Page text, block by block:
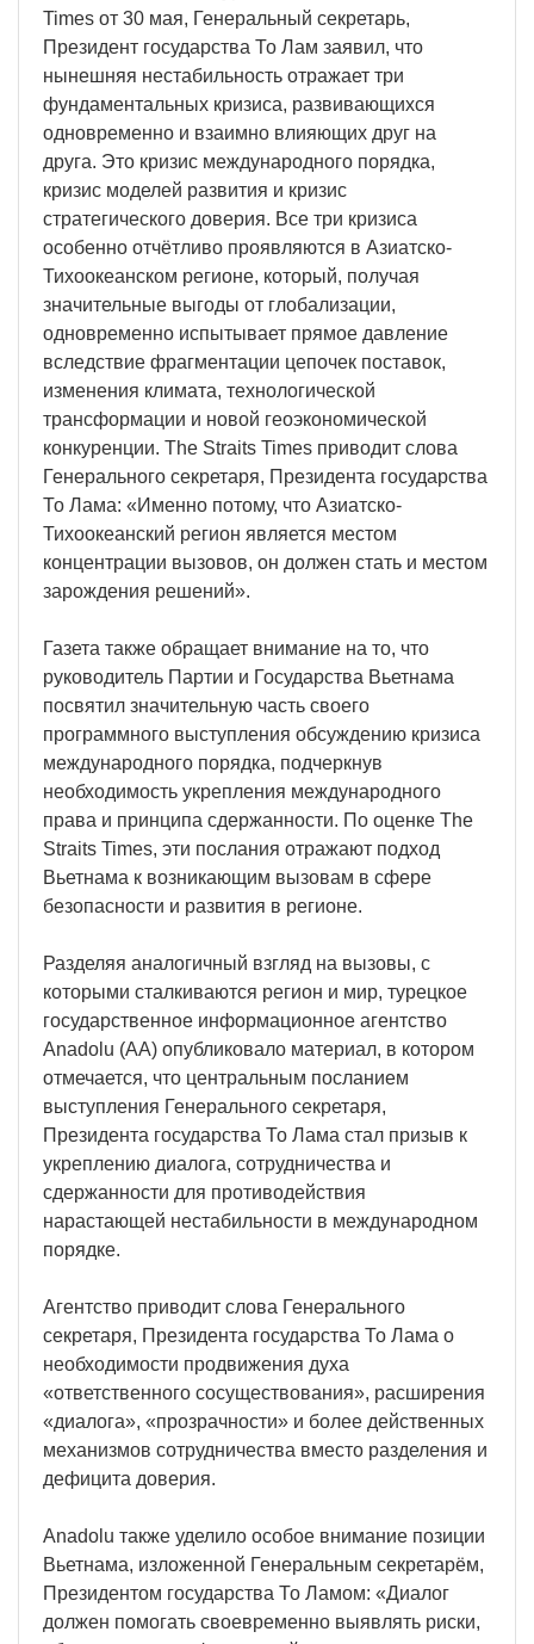
Times от 30 мая, Генеральный секретарь,
Президент государства То Лам заявил, что
нынешняя нестабильность отражает три
фундаментальных кризиса, развивающихся
одновременно и взаимно влияющих друг на
друга. Это кризис международного порядка,
кризис моделей развития и кризис
стратегического доверия. Все три кризиса
особенно отчётливо проявляются в Азиатско-
Тихоокеанском регионе, который, получая
значительные выгоды от глобализации,
одновременно испытывает прямое давление
вследствие фрагментации цепочек поставок,
изменения климата, технологической
трансформации и новой геоэкономической
конкуренции. The Straits Times приводит слова
Генерального секретаря, Президента государства
То Лама: «Именно потому, что Азиатско-
Тихоокеанский регион является местом
концентрации вызовов, он должен стать и местом
зарождения решений».
Газета также обращает внимание на то, что
руководитель Партии и Государства Вьетнама
посвятил значительную часть своего
программного выступления обсуждению кризиса
международного порядка, подчеркнув
необходимость укрепления международного
права и принципа сдержанности. По оценке The
Straits Times, эти послания отражают подход
Вьетнама к возникающим вызовам в сфере
безопасности и развития в регионе.
Разделяя аналогичный взгляд на вызовы, с
которыми сталкиваются регион и мир, турецкое
государственное информационное агентство
Anadolu (AA) опубликовало материал, в котором
отмечается, что центральным посланием
выступления Генерального секретаря,
Президента государства То Лама стал призыв к
укреплению диалога, сотрудничества и
сдержанности для противодействия
нарастающей нестабильности в международном
порядке.
Агентство приводит слова Генерального
секретаря, Президента государства То Лама о
необходимости продвижения духа
«ответственного сосуществования», расширения
«диалога», «прозрачности» и более действенных
механизмов сотрудничества вместо разделения и
дефицита доверия.
Anadolu также уделило особое внимание позиции
Вьетнама, изложенной Генеральным секретарём,
Президентом государства То Ламом: «Диалог
должен помогать своевременно выявлять риски,